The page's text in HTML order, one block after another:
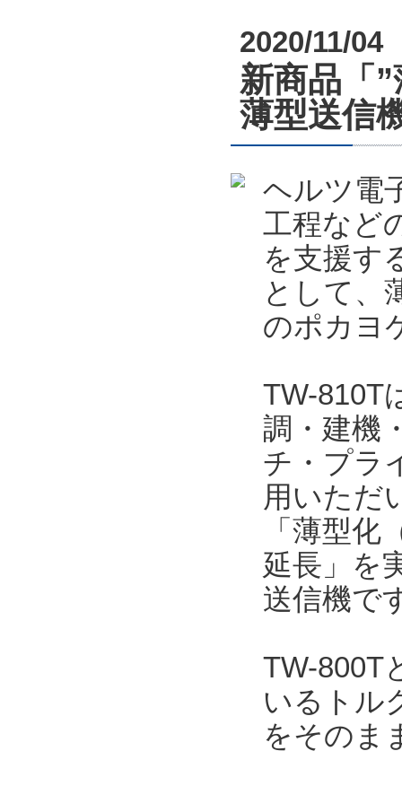
2020/11/04
新商品「
薄型送信
ヘルツ電
工程など
を支援す
として、
のポカヨ
TW-810T
調・建機
チ・プラ
用いただ
「薄型
延長」を
送信機で
TW-800T
いるトル
をそのま